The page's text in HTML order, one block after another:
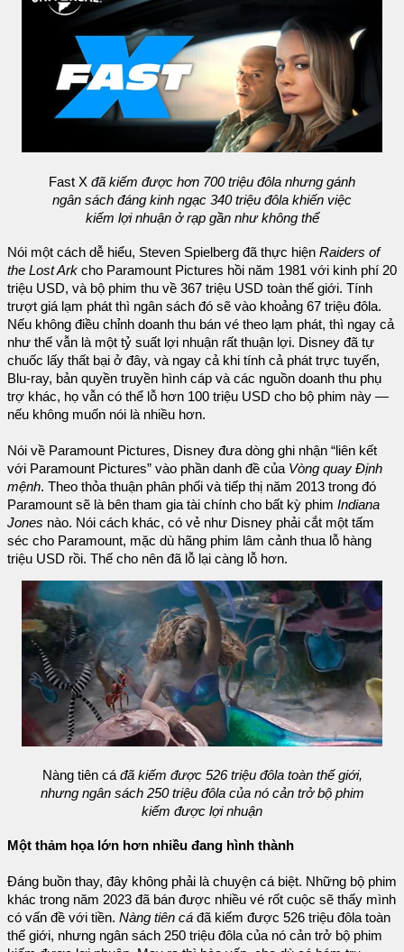
Fast X đã kiếm được hơn 700 triệu đôla nhưng gánh
ngân sách đáng kinh ngạc 340 triệu đôla khiến việc
kiếm lợi nhuận ở rạp gần như không thể
Nói một cách dễ hiểu, Steven Spielberg đã thực hiện Raiders of
the Lost Ark cho Paramount Pictures hồi năm 1981 với kinh phí 20
triệu USD, và bộ phim thu về 367 triệu USD toàn thế giới. Tính
trượt giá lạm phát thì ngân sách đó sẽ vào khoảng 67 triệu đôla.
Nếu không điều chỉnh doanh thu bán vé theo lạm phát, thì ngay cả
như thế vẫn là một tỷ suất lợi nhuận rất thuận lợi. Disney đã tự
chuốc lấy thất bại ở đây, và ngay cả khi tính cả phát trực tuyến,
Blu-ray, bản quyền truyền hình cáp và các nguồn doanh thu phụ
trợ khác, họ vẫn có thể lỗ hơn 100 triệu USD cho bộ phim này —
nếu không muốn nói là nhiều hơn.
Nói về Paramount Pictures, Disney đưa dòng ghi nhận “liên kết
với Paramount Pictures” vào phần danh đề của Vòng quay Định
mệnh. Theo thỏa thuận phân phối và tiếp thị năm 2013 trong đó
Paramount sẽ là bên tham gia tài chính cho bất kỳ phim Indiana
Jones nào. Nói cách khác, có vẻ như Disney phải cắt một tấm
séc cho Paramount, mặc dù hãng phim lâm cảnh thua lỗ hàng
triệu USD rồi. Thế cho nên đã lỗ lại càng lỗ hơn.
Nàng tiên cáđã kiếm được 526 triệu đôla toàn thế giới,
nhưng ngân sách 250 triệu đôla của nó cản trở bộ phim
kiếm được lợi nhuận
Một thảm họa lớn hơn nhiều đang hình thành
Đáng buồn thay, đây không phải là chuyện cá biệt. Những bộ phim
khác trong năm 2023 đã bán được nhiều vé rốt cuộc sẽ thấy mình
có vấn đề với tiền. Nàng tiên cá đã kiếm được 526 triệu đôla toàn
thế giới, nhưng ngân sách 250 triệu đôla của nó cản trở bộ phim